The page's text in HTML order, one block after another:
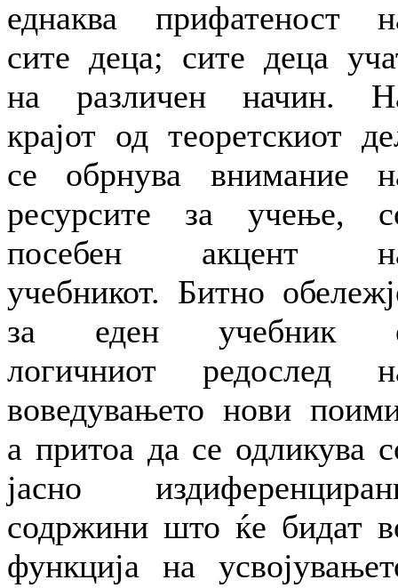
еднаква прифатеност
сите деца; сите деца
на различен начин.
крајот од теоретскиот
се обрнува внимание
ресурсите за учење,
посебен акцент
учебникот. Битно
за еден учебник
логичниот редослед
воведувањето нови
а притоа да се одликува
јасно
содржини што ќе бидат
функција на